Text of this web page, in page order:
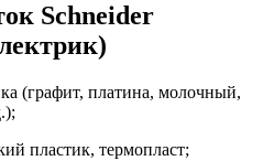
Schneider
(графит, платина, молочный,
пластик, термопласт;